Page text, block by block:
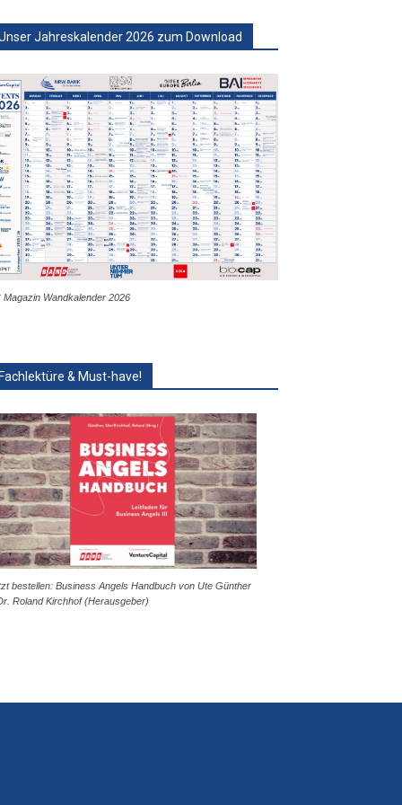
Jahreskalender 2026 zum Download
Magazin Wandkalender 2026
& Must-have!
bestellen: Business Angels Handbuch von Ute Günther
Roland Kirchhof (Herausgeber)